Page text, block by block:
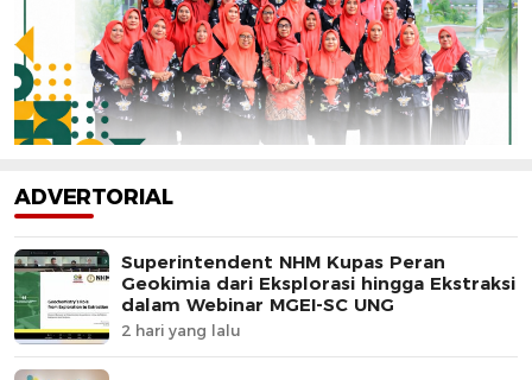
ADVERTORIAL
Superintendent NHM Kupas Peran
Geokimia dari Eksplorasi hingga Ekstraksi
dalam Webinar MGEI-SC UNG
2 hari yang lalu